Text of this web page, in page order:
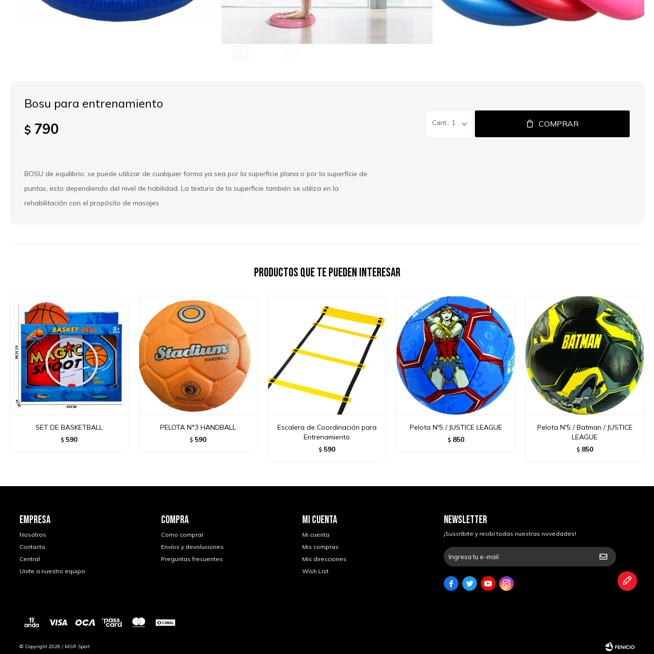
Bosu para entrenamiento
$ 790
BOSU de equilibrio, se puede utilizar de cualquier forma ya sea por la superficie plana o por la superficie de
puntas, esto dependiendo del nivel de habilidad. La textura de la superficie también se utiliza en la
rehabilitación con el propósito de masajes
1 COMPRAR
Productos que te pueden interesar
SET DE BASKETBALL
$ 590
PELOTA N°3 HANDBALL
$ 590
Escalera de Coordinación para
Entrenamiento
$ 590
Pelota Nº5 / JUSTICE LEAGUE
$ 850
Pelota Nº5 / Batman / JUSTICE
LEAGUE
$ 850
EMPRESA
Nosotros
Contacto
Central
Unite a nuestro equipo
COMPRA
Como comprar
Envíos y devoluciones
Preguntas frecuentes
MI CUENTA
Mi cuenta
Mis compras
Mis direcciones
Wish List
NEWSLETTER
¡Suscribite y recibí todas nuestras novedades!
   
© Copyright 2026 / MGR Sport